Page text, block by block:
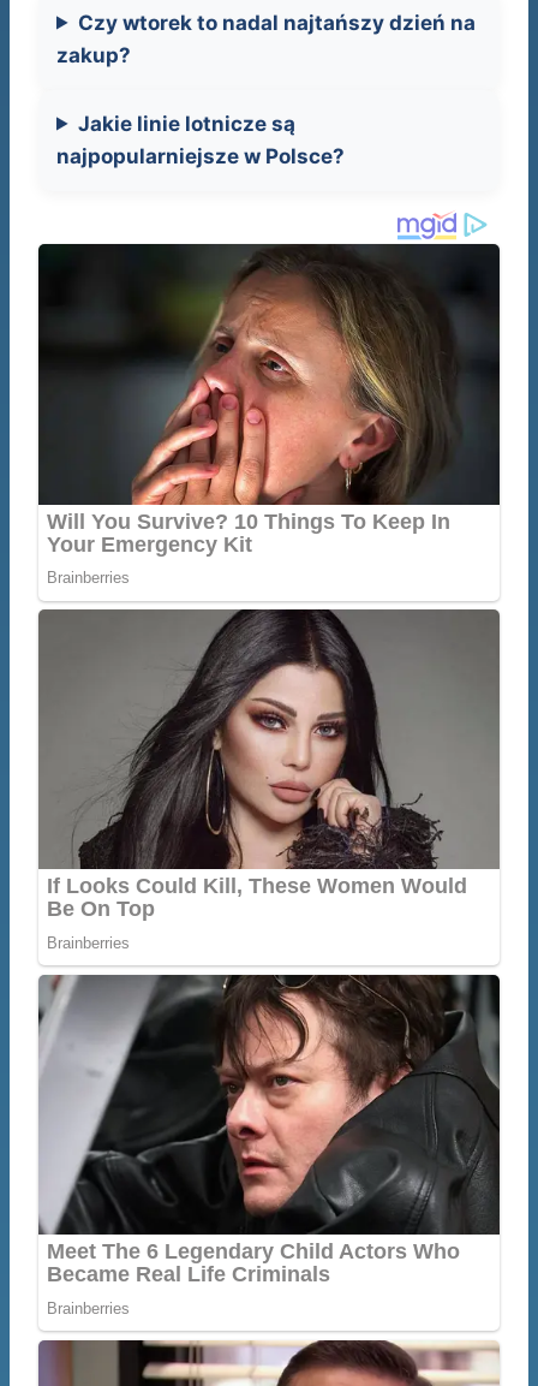
Czy wtorek to nadal najtańszy dzień na
zakup?
Jakie linie lotnicze są
najpopularniejsze w Polsce?